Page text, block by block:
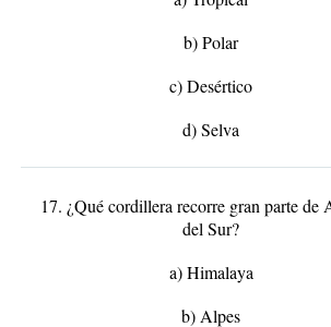
b) Polar
c) Desértico
d) Selva
17. ¿Qué cordillera recorre gran parte de
del Sur?
a) Himalaya
b) Alpes